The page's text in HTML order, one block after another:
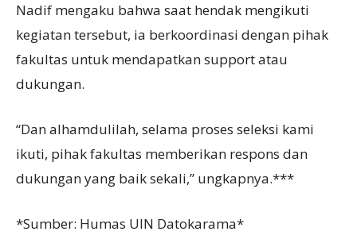
Nadif mengaku bahwa saat hendak mengikuti
kegiatan tersebut, ia berkoordinasi dengan pihak
fakultas untuk mendapatkan support atau
dukungan.
“Dan alhamdulilah, selama proses seleksi kami
ikuti, pihak fakultas memberikan respons dan
dukungan yang baik sekali,” ungkapnya.***
*Sumber: Humas UIN Datokarama*